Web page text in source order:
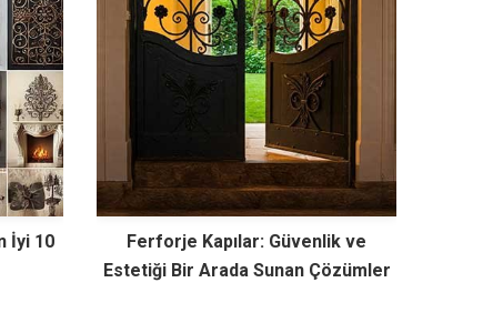
İyi 10
Ferforje Kapılar: Güvenlik ve
Estetiği Bir Arada Sunan Çözümler